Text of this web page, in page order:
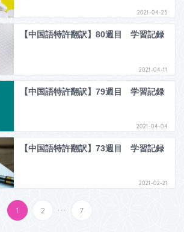
2021-04-25
【中国語特許翻訳】80週目 学習記録
2021-04-11
【中国語特許翻訳】79週目 学習記録
2021-04-04
【中国語特許翻訳】73週目 学習記録
2021-02-21
1 2 ... 7